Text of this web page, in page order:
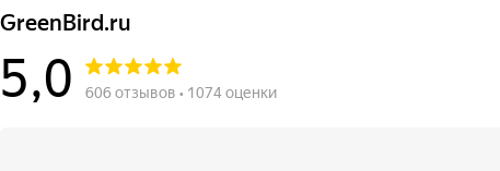
GreenBird.ru
5,0 606 отзывов • 1074 оценки